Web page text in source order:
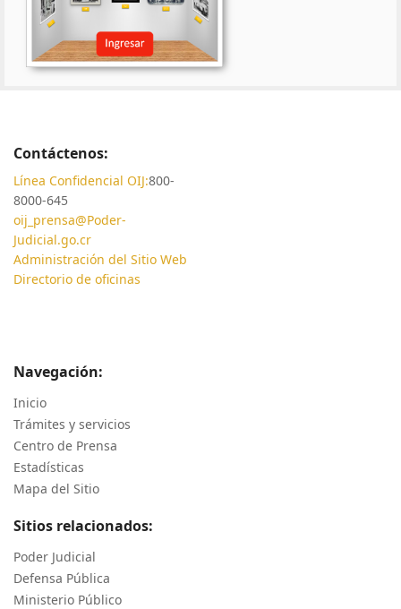
Contáctenos:
Línea Confidencial OIJ:800-
8000-645
oij_prensa@Poder-
Judicial.go.cr
Administración del Sitio Web
Directorio de oficinas
Navegación:
Inicio
Trámites y servicios
Centro de Prensa
Estadísticas
Mapa del Sitio
Sitios relacionados:
Poder Judicial
Defensa Pública
Ministerio Público